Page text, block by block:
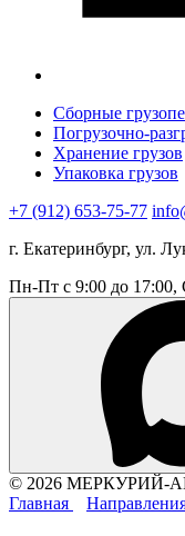
Сборные
Погрузочно-
Хранение грузов
Упаковка грузов
+7 (912) 653-75-77
г. Екатеринбург, ул.
Пн-Пт с 9:00 до 17:00,
© 2026 МЕРКУРИЙ-
Главная